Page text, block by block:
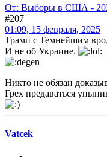
От: Выборы в США -
#207
01:09, 15 февраля, 2025
Трамп с Темнейшим
И не об Украине.
Никто не обязан
Грех предаваться
Vatcek